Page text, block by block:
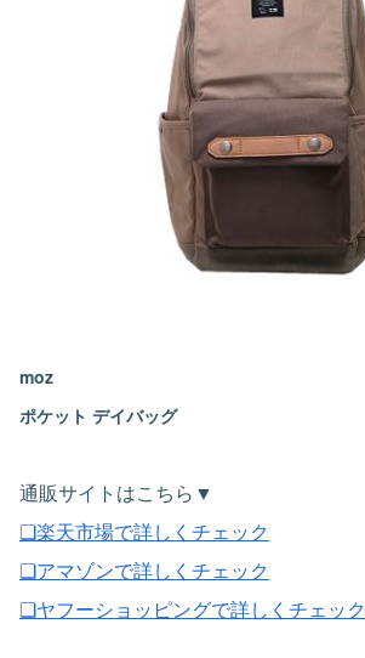
moz
ポケット デイバッグ
通販サイトはこちら▼
❏楽天市場で詳しくチェック
❏アマゾンで詳しくチェック
❏ヤフーショッピングで詳しくチェック